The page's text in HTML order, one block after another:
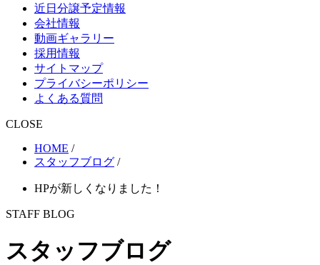
近日分譲予定情報
会社情報
動画ギャラリー
採用情報
サイトマップ
プライバシーポリシー
よくある質問
CLOSE
HOME /
スタッフブログ /
HPが新しくなりました！
STAFF BLOG
スタッフブログ